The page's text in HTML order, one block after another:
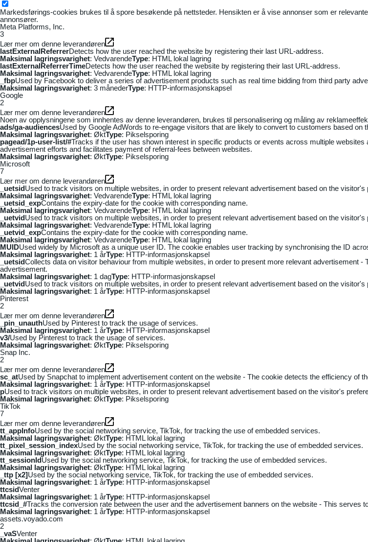
Markedsførings-cookies brukes til å spore besøkende på nettsteder. Hensikten er å vise annonser som er
annonsører.
Meta Platforms, Inc.
3
Lær mer om denne leverandøren
lastExternalReferrerDetects how the user reached the website by registering their last URL-address.
Maksimal lagringsvarighet: VedvarendeType: HTML lokal lagring
lastExternalReferrerTimeDetects how the user reached the website by registering their last URL-address.
Maksimal lagringsvarighet: VedvarendeType: HTML lokal lagring
_fbpUsed by Facebook to deliver a series of advertisement products such as real time bidding from third party
Maksimal lagringsvarighet: 3 månederType: HTTP-informasjonskapsel
Google
2
Lær mer om denne leverandøren
Noen av opplysningene som innhentes av denne leverandøren, brukes til personalisering og måling av
ads/ga-audiencesUsed by Google AdWords to re-engage visitors that are likely to convert to customers based on
Maksimal lagringsvarighet: ØktType: Pikselsporing
pagead/1p-user-list/#Tracks if the user has shown interest in specific products or events across multiple
advertisement efforts and facilitates payment of referral-fees between websites.
Maksimal lagringsvarighet: ØktType: Pikselsporing
Microsoft
7
Lær mer om denne leverandøren
_uetsidUsed to track visitors on multiple websites, in order to present relevant advertisement based on the visitor's
Maksimal lagringsvarighet: VedvarendeType: HTML lokal lagring
_uetsid_expContains the expiry-date for the cookie with corresponding name.
Maksimal lagringsvarighet: VedvarendeType: HTML lokal lagring
_uetvidUsed to track visitors on multiple websites, in order to present relevant advertisement based on the visitor's
Maksimal lagringsvarighet: VedvarendeType: HTML lokal lagring
_uetvid_expContains the expiry-date for the cookie with corresponding name.
Maksimal lagringsvarighet: VedvarendeType: HTML lokal lagring
MUIDUsed widely by Microsoft as a unique user ID. The cookie enables user tracking by synchronising the ID
Maksimal lagringsvarighet: 1 årType: HTTP-informasjonskapsel
_uetsidCollects data on visitor behaviour from multiple websites, in order to present more relevant advertisement
advertisement.
Maksimal lagringsvarighet: 1 dagType: HTTP-informasjonskapsel
_uetvidUsed to track visitors on multiple websites, in order to present relevant advertisement based on the visitor's
Maksimal lagringsvarighet: 1 årType: HTTP-informasjonskapsel
Pinterest
2
Lær mer om denne leverandøren
_pin_unauthUsed by Pinterest to track the usage of services.
Maksimal lagringsvarighet: 1 årType: HTTP-informasjonskapsel
v3/Used by Pinterest to track the usage of services.
Maksimal lagringsvarighet: ØktType: Pikselsporing
Snap Inc.
2
Lær mer om denne leverandøren
sc_atUsed by Snapchat to implement advertisement content on the website - The cookie detects the efficiency of
Maksimal lagringsvarighet: 1 årType: HTTP-informasjonskapsel
pUsed to track visitors on multiple websites, in order to present relevant advertisement based on the visitor's
Maksimal lagringsvarighet: ØktType: Pikselsporing
TikTok
7
Lær mer om denne leverandøren
tt_appInfoUsed by the social networking service, TikTok, for tracking the use of embedded services.
Maksimal lagringsvarighet: ØktType: HTML lokal lagring
tt_pixel_session_indexUsed by the social networking service, TikTok, for tracking the use of embedded services.
Maksimal lagringsvarighet: ØktType: HTML lokal lagring
tt_sessionIdUsed by the social networking service, TikTok, for tracking the use of embedded services.
Maksimal lagringsvarighet: ØktType: HTML lokal lagring
_ttp [x2]Used by the social networking service, TikTok, for tracking the use of embedded services.
Maksimal lagringsvarighet: 1 årType: HTTP-informasjonskapsel
ttcsidVenter
Maksimal lagringsvarighet: 1 årType: HTTP-informasjonskapsel
ttcsid_#Tracks the conversion rate between the user and the advertisement banners on the website - This serves
Maksimal lagringsvarighet: 1 årType: HTTP-informasjonskapsel
assets.voyado.com
2
_vaSVenter